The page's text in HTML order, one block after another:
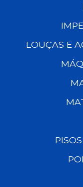
LOUÇAS E